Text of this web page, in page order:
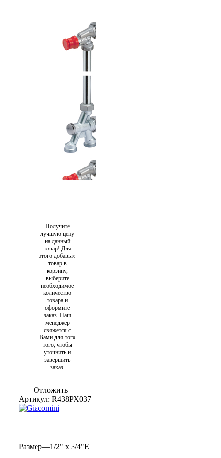
Получите
лучшую цену
на данный
товар! Для
этого добавьте
товар в
корзину,
выберите
необходимое
количество
товара и
оформите
заказ. Наш
менеджер
свяжется с
Вами для того
того, чтобы
уточнить и
завершить
заказ.
Отложить
Артикул: R438PX037
Размер—1/2" x 3/4"E